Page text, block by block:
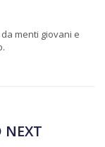
menti giovani e
NEXT